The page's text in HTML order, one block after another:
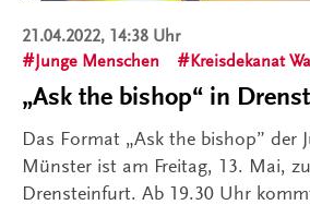
21.04.2022, 14:38 Uhr
Junge Menschen
Kreisdekanat
„Ask the bishop“ in
Das Format „Ask the bishop” der
Münster ist am Freitag, 13. Mai,
Drensteinfurt. Ab 19.30 Uhr